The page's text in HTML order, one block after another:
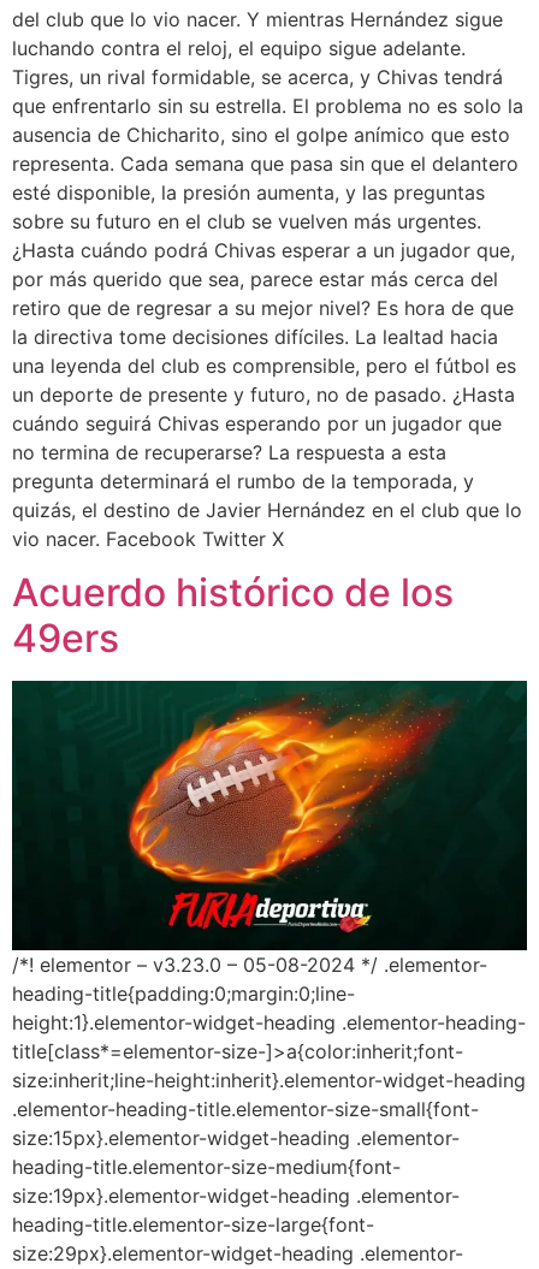
del club que lo vio nacer. Y mientras Hernández sigue
luchando contra el reloj, el equipo sigue adelante.
Tigres, un rival formidable, se acerca, y Chivas tendrá
que enfrentarlo sin su estrella. El problema no es solo la
ausencia de Chicharito, sino el golpe anímico que esto
representa. Cada semana que pasa sin que el delantero
esté disponible, la presión aumenta, y las preguntas
sobre su futuro en el club se vuelven más urgentes.
¿Hasta cuándo podrá Chivas esperar a un jugador que,
por más querido que sea, parece estar más cerca del
retiro que de regresar a su mejor nivel? Es hora de que
la directiva tome decisiones difíciles. La lealtad hacia
una leyenda del club es comprensible, pero el fútbol es
un deporte de presente y futuro, no de pasado. ¿Hasta
cuándo seguirá Chivas esperando por un jugador que
no termina de recuperarse? La respuesta a esta
pregunta determinará el rumbo de la temporada, y
quizás, el destino de Javier Hernández en el club que lo
vio nacer. Facebook Twitter X
Acuerdo histórico de los
49ers
/*! elementor – v3.23.0 – 05-08-2024 */ .elementor-
heading-title{padding:0;margin:0;line-
height:1}.elementor-widget-heading .elementor-heading-
title[class*=elementor-size-]>a{color:inherit;font-
size:inherit;line-height:inherit}.elementor-widget-heading
.elementor-heading-title.elementor-size-small{font-
size:15px}.elementor-widget-heading .elementor-
heading-title.elementor-size-medium{font-
size:19px}.elementor-widget-heading .elementor-
heading-title.elementor-size-large{font-
size:29px}.elementor-widget-heading .elementor-